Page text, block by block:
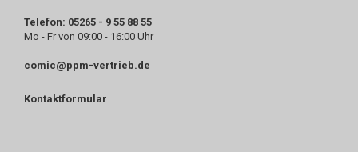
Telefon: 05265 - 9 55 88 55
Mo - Fr von 09:00 - 16:00 Uhr
comic@ppm-vertrieb.de
Kontaktformular